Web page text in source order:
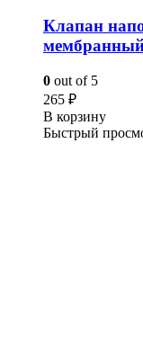
Клапан
0 out of 5
265 ₽
В корзину
Быстрый